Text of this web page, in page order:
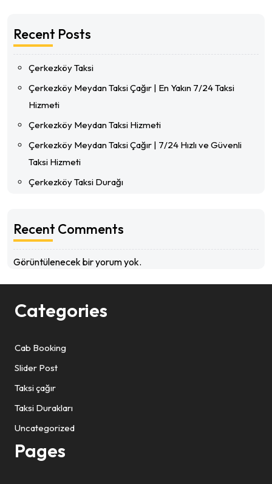
Recent Posts
Çerkezköy Taksi
Çerkezköy Meydan Taksi Çağır | En Yakın 7/24 Taksi
Hizmeti
Çerkezköy Meydan Taksi Hizmeti
Çerkezköy Meydan Taksi Çağır | 7/24 Hızlı ve Güvenli
Taksi Hizmeti
Çerkezköy Taksi Durağı
Recent Comments
Görüntülenecek bir yorum yok.
Categories
Cab Booking
Slider Post
Taksi çağır
Taksi Durakları
Uncategorized
Pages